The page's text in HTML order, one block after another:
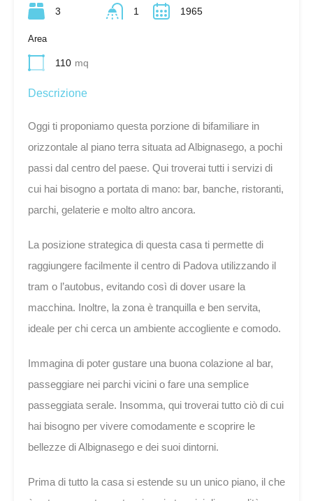
3 1 1965
Area
110 mq
Descrizione
Oggi ti proponiamo questa porzione di bifamiliare in
orizzontale al piano terra situata ad Albignasego, a pochi
passi dal centro del paese. Qui troverai tutti i servizi di
cui hai bisogno a portata di mano: bar, banche, ristoranti,
parchi, gelaterie e molto altro ancora.
La posizione strategica di questa casa ti permette di
raggiungere facilmente il centro di Padova utilizzando il
tram o l’autobus, evitando così di dover usare la
macchina. Inoltre, la zona è tranquilla e ben servita,
ideale per chi cerca un ambiente accogliente e comodo.
Immagina di poter gustare una buona colazione al bar,
passeggiare nei parchi vicini o fare una semplice
passeggiata serale. Insomma, qui troverai tutto ciò di cui
hai bisogno per vivere comodamente e scoprire le
bellezze di Albignasego e dei suoi dintorni.
Prima di tutto la casa si estende su un unico piano, il che